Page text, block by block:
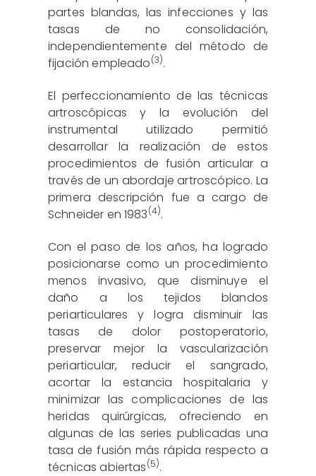
partes blandas, las infecciones y las
tasas de no consolidación,
independientemente del método de
fijación empleado(3).
El perfeccionamiento de las técnicas
artroscópicas y la evolución del
instrumental utilizado permitió
desarrollar la realización de estos
procedimientos de fusión articular a
través de un abordaje artroscópico. La
primera descripción fue a cargo de
Schneider en 1983(4).
Con el paso de los años, ha logrado
posicionarse como un procedimiento
menos invasivo, que disminuye el
daño a los tejidos blandos
periarticulares y logra disminuir las
tasas de dolor postoperatorio,
preservar mejor la vascularización
periarticular, reducir el sangrado,
acortar la estancia hospitalaria y
minimizar las complicaciones de las
heridas quirúrgicas, ofreciendo en
algunas de las series publicadas una
tasa de fusión más rápida respecto a
técnicas abiertas(5).